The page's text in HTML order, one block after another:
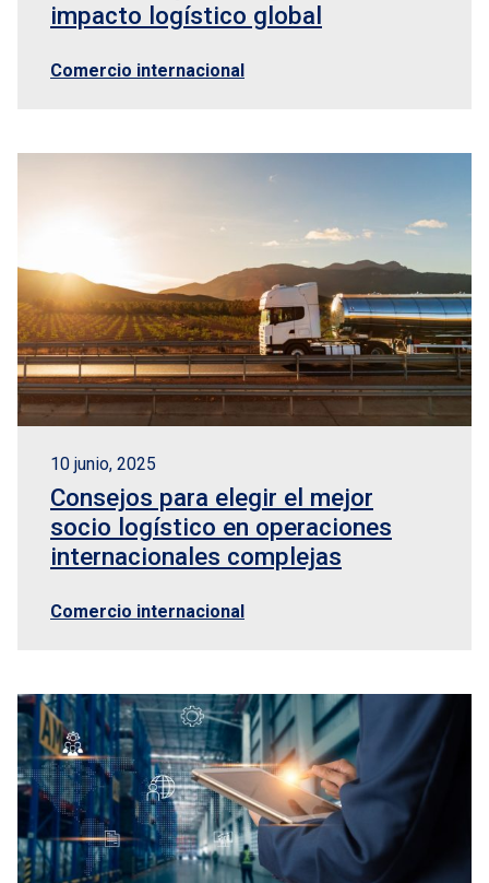
impacto logístico global
Comercio internacional
10 junio, 2025
Consejos para elegir el mejor
socio logístico en operaciones
internacionales complejas
Comercio internacional